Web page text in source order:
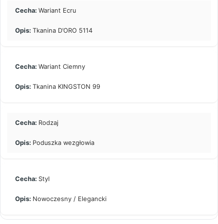
Wariant Ecru
Tkanina D’ORO 5114
Wariant Ciemny
Tkanina KINGSTON 99
Rodzaj
Poduszka wezgłowia
Styl
Nowoczesny / Elegancki